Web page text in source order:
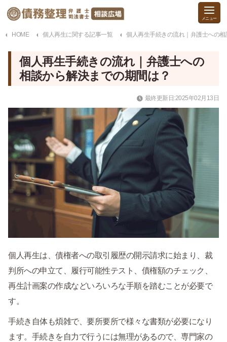
HOME 個人再生に関する記事一覧 個人再生手続きの流れ｜弁護士への
個人再生手続きの流れ｜弁護士への
相談から解決までの期間は？
最終更新日:2025年02月13日
個人再生は、債権者への取引履歴の開示請求に始まり、裁
判所への申立て、履行可能性テスト、債権額のチェック、
再生計画案の作成などいろいろな手順を踏むことが必要で
す。
手続き自体も煩雑で、要所要所で様々な書類が必要になり
ます。手続きを自力で行うには無理があるので、専門家の